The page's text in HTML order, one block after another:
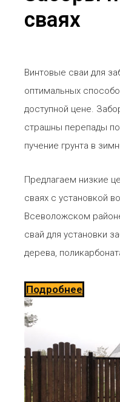
сваях
Винтовые сваи для
оптимальных
доступной цене.
страшны перепады
пучение грунта в
Предлагаем низкие
сваях с установкой
Всеволожском
свай для установки
дерева,
Подробнее